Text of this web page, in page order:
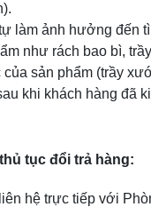
làm ảnh hưởng đến
như rách bao bì,
của sản phẩm (trầy
khi khách hàng đã
tục đổi trả hàng:
hệ trực tiếp với